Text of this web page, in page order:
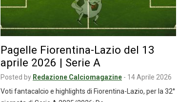
Pagelle Fiorentina-Lazio del 13
aprile 2026 | Serie A
Posted by Redazione Calciomagazine - 14 Aprile 2026
Voti fantacalcio e highlights di Fiorentina-Lazio, per la 32°